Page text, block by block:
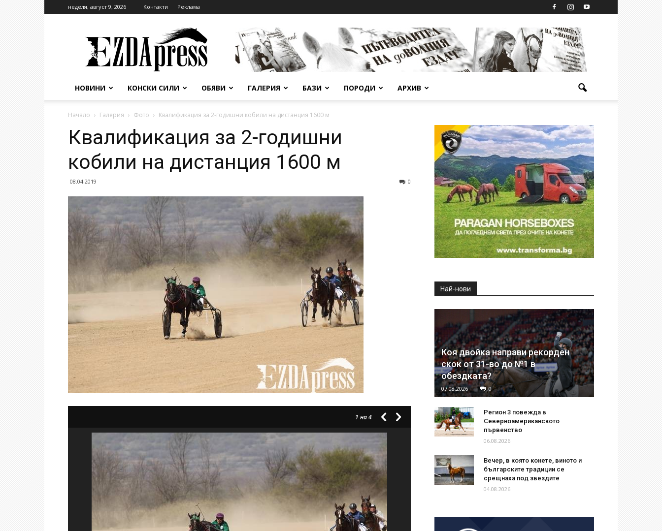
неделя, август 9, 2026 Контакти Реклама
НОВИНИ КОНСКИ СИЛИ ОБЯВИ ГАЛЕРИЯ БАЗИ ПОРОДИ АРХИВ
Начало Галерия Фото Квалификация за 2-годишни кобили на дистанция 1600 м
Квалификация за 2-годишни
кобили на дистанция 1600 м
08.04.2019 0
1 на 4
Най-нови
Коя двойка направи рекорден
скок от 31-во до №1 в
обездката?
07.08.2026 0
Регион 3 повежда в
Северноамериканското
първенство
06.08.2026
Вечер, в която конете, виното и
българските традиции се
срещнаха под звездите
04.08.2026